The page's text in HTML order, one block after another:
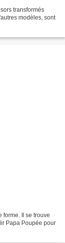
transformés
modèles, sont
forme. Il se trouve
Papa Poupée pour